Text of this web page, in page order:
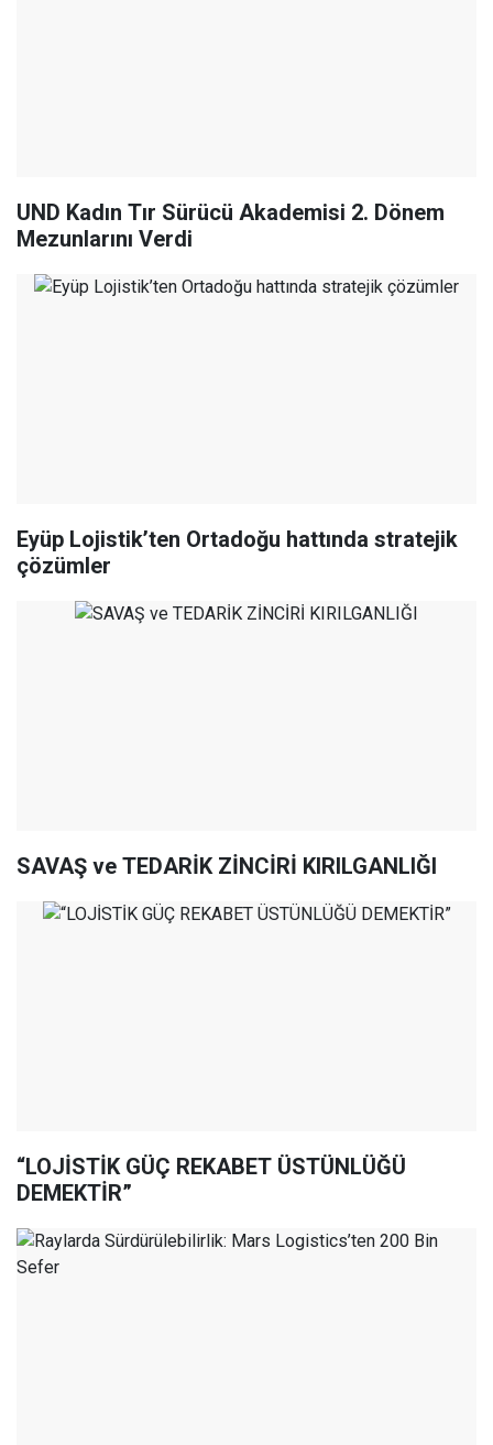
UND Kadın Tır Sürücü Akademisi 2. Dönem
Mezunlarını Verdi
Eyüp Lojistik’ten Ortadoğu hattında stratejik
çözümler
SAVAŞ ve TEDARİK ZİNCİRİ KIRILGANLIĞI
“LOJİSTİK GÜÇ REKABET ÜSTÜNLÜĞÜ
DEMEKTİR”